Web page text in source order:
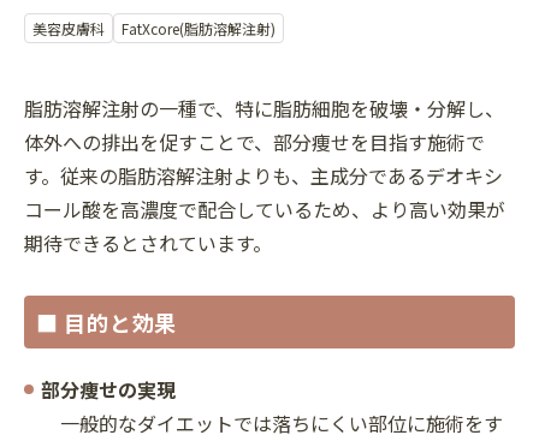
美容皮膚科 FatXcore(脂肪溶解注射)
脂肪溶解注射の一種で、特に脂肪細胞を破壊・分解し、
体外への排出を促すことで、部分痩せを目指す施術で
す。従来の脂肪溶解注射よりも、主成分であるデオキシ
コール酸を高濃度で配合しているため、より高い効果が
期待できるとされています。
■ 目的と効果
部分痩せの実現
一般的なダイエットでは落ちにくい部位に施術をす